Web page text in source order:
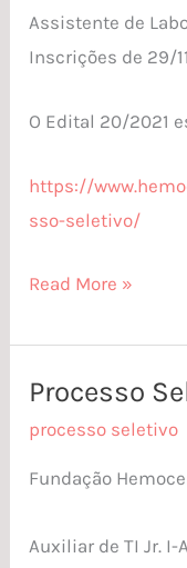
Assistente de
Inscrições de 29/
O Edital 20/2021
https://
sso-seletivo/
Laboratório
Read More »
Processo
processo seletivo
Fundação
Auxiliar de TIJr. I-A
Processo
Seletivo
Auxiliar